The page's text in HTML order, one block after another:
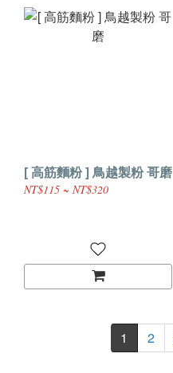
[ 高筋麵粉 ] 鳥越製粉 哥磨
NT$115 ~ NT$320
1 2